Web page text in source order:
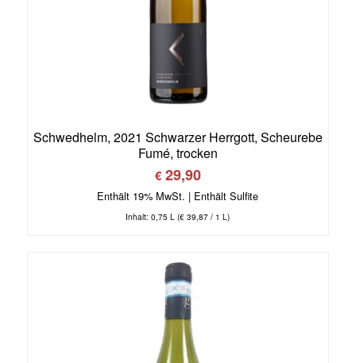
Schwedhelm, 2021 Schwarzer Herrgott, Scheurebe
Fumé, trocken
€29,90
Enthält 19% MwSt.
Inhalt: 0,75 L (€ 39,87 / 1 L)